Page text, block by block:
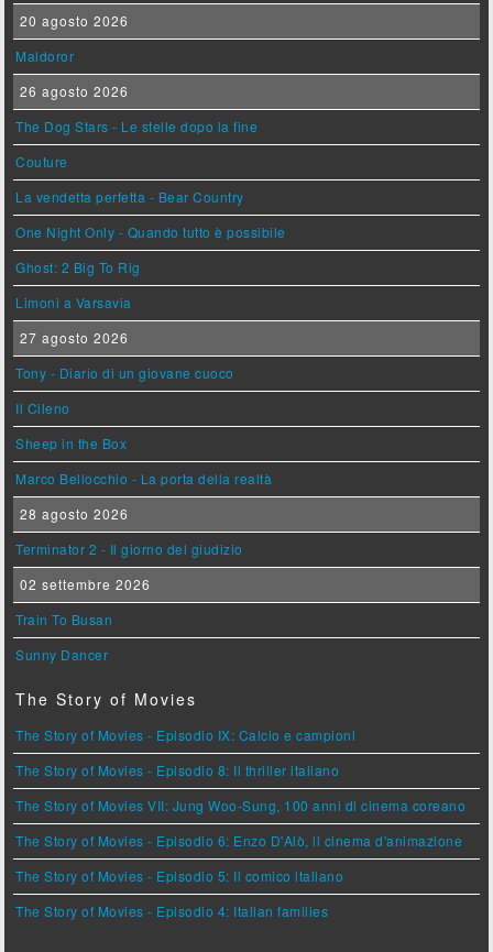
20 agosto 2026
Maldoror
26 agosto 2026
The Dog Stars - Le stelle dopo la fine
Couture
La vendetta perfetta - Bear Country
One Night Only - Quando tutto è possibile
Ghost: 2 Big To Rig
Limoni a Varsavia
27 agosto 2026
Tony - Diario di un giovane cuoco
Il Cileno
Sheep in the Box
Marco Bellocchio - La porta della realtà
28 agosto 2026
Terminator 2 - Il giorno del giudizio
02 settembre 2026
Train To Busan
Sunny Dancer
The Story of Movies
The Story of Movies - Episodio IX: Calcio e campioni
The Story of Movies - Episodio 8: Il thriller italiano
The Story of Movies VII: Jung Woo-Sung, 100 anni di cinema coreano
The Story of Movies - Episodio 6: Enzo D'Alò, il cinema d'animazione
The Story of Movies - Episodio 5: Il comico italiano
The Story of Movies - Episodio 4: Italian families